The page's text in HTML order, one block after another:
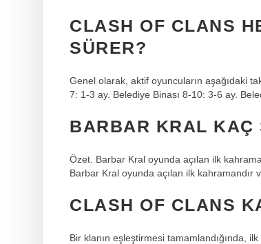
CLASH OF CLANS
SÜRER?
Genel olarak, aktif oyuncuların aşağıdaki
7: 1-3 ay. Belediye Binası 8-10: 3-6 ay.
BARBAR KRAL KAÇ
Özet. Barbar Kral oyunda açılan ilk
Barbar Kral oyunda açılan ilk kahramandır
CLASH OF CLANS
Bir klanın eşleştirmesi tamamlandığında,